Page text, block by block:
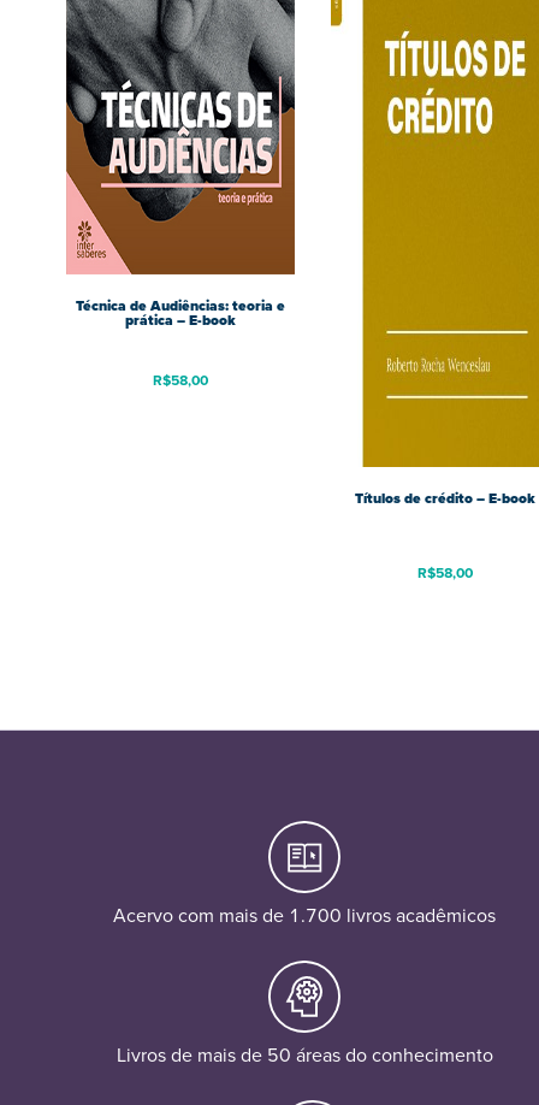
Técnica de Audiências: teoria e
prática – E-book
R$58,00
Títulos de crédito – E-book
R$58,00
Acervo com mais de 1.700 livros acadêmicos
Livros de mais de 50 áreas do conhecimento